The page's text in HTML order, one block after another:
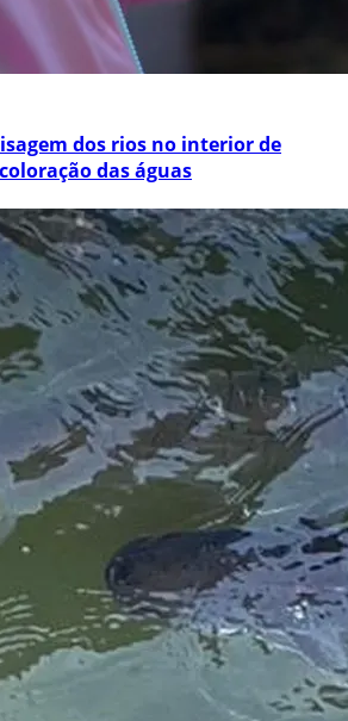
dos rios no interior de
das águas